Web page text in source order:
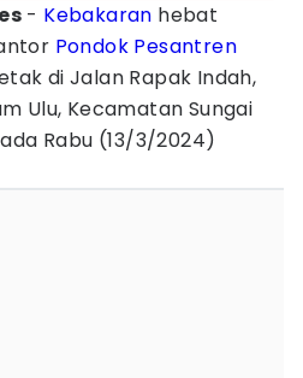
- Kebakaran hebat
Pondok Pesantren
di Jalan Rapak Indah,
Ulu, Kecamatan Sungai
Rabu (13/3/2024)